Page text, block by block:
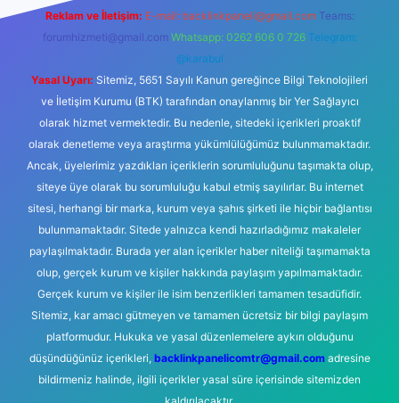
Reklam ve İletişim: E-mail: backlinkpaneli@gmail.com Teams:
forumhizmeti@gmail.com Whatsapp: 0262 606 0 726 Telegram:
@karabul
Yasal Uyarı: Sitemiz, 5651 Sayılı Kanun gereğince Bilgi Teknolojileri
ve İletişim Kurumu (BTK) tarafından onaylanmış bir Yer Sağlayıcı
olarak hizmet vermektedir. Bu nedenle, sitedeki içerikleri proaktif
olarak denetleme veya araştırma yükümlülüğümüz bulunmamaktadır.
Ancak, üyelerimiz yazdıkları içeriklerin sorumluluğunu taşımakta olup,
siteye üye olarak bu sorumluluğu kabul etmiş sayılırlar. Bu internet
sitesi, herhangi bir marka, kurum veya şahıs şirketi ile hiçbir bağlantısı
bulunmamaktadır. Sitede yalnızca kendi hazırladığımız makaleler
paylaşılmaktadır. Burada yer alan içerikler haber niteliği taşımamakta
olup, gerçek kurum ve kişiler hakkında paylaşım yapılmamaktadır.
Gerçek kurum ve kişiler ile isim benzerlikleri tamamen tesadüfidir.
Sitemiz, kar amacı gütmeyen ve tamamen ücretsiz bir bilgi paylaşım
platformudur. Hukuka ve yasal düzenlemelere aykırı olduğunu
düşündüğünüz içerikleri, backlinkpanelicomtr@gmail.comadresine
bildirmeniz halinde, ilgili içerikler yasal süre içerisinde sitemizden